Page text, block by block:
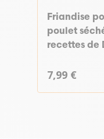
Friandise
poulet
recettes de
7,99 €